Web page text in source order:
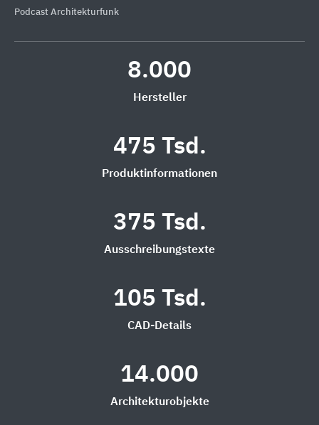
Podcast Architekturfunk
8.000
Hersteller
475 Tsd.
Produktinformationen
375 Tsd.
Ausschreibungstexte
105 Tsd.
CAD-Details
14.000
Architekturobjekte